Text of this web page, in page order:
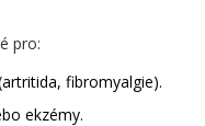
pro:
fibromyalgie).
ekzémy.